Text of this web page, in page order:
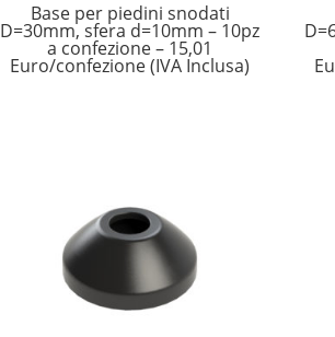
Base per piedini snodati
D=30mm, sfera d=10mm – 10pz
a confezione – 15,01
Euro/confezione (IVA Inclusa)